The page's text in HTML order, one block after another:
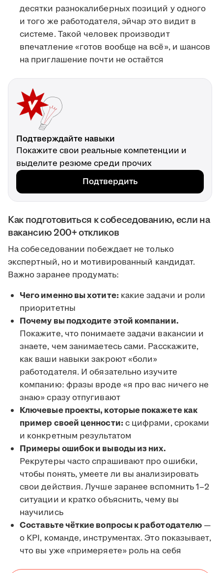
десятки разнокалиберных позиций у одного
и того же работодателя, эйчар это видит в
системе. Такой человек производит
впечатление «готов вообще на всё», и шансов
на приглашение почти не остаётся
Подтверждайте навыки
Покажите свои реальные компетенции и
выделите резюме среди прочих
Подтвердить
Как подготовиться к собеседованию, если на
вакансию 200+ откликов
На собеседовании побеждает не только
экспертный, но и мотивированный кандидат.
Важно заранее продумать:
Чего именно вы хотите:какие задачи и роли
приоритетны
Почему вы подходите этой компании.
Покажите, что понимаете задачи вакансии и
знаете, чем занимаетесь сами. Расскажите,
как ваши навыки закроют «боли»
работодателя. И обязательно изучите
компанию: фразы вроде «я про вас ничего не
знаю» сразу отпугивают
Ключевые проекты, которые покажете как
пример своей ценности:с цифрами, сроками
и конкретным результатом
Примеры ошибок и выводы из них.
Рекрутеры часто спрашивают про ошибки,
чтобы понять, умеете ли вы анализировать
свои действия. Лучше заранее вспомнить 1–2
ситуации и кратко объяснить, чему вы
научились
Составьте чёткие вопросы к работодателю —
о KPI, команде, инструментах. Это показывает,
что вы уже «примеряете» роль на себя